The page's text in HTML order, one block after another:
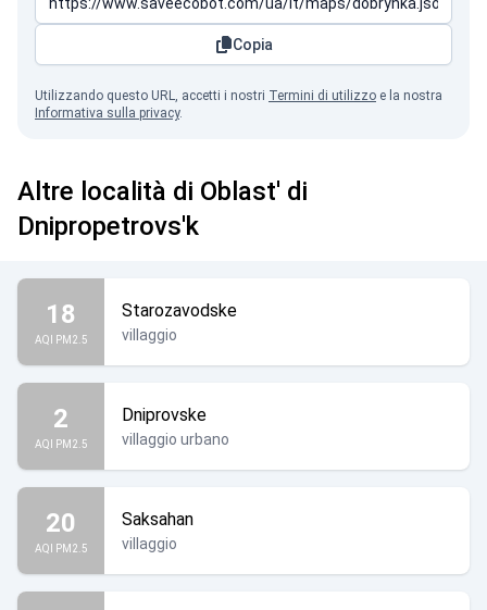
Copia
Utilizzando questo URL, accetti i nostri Termini di utilizzo e la nostra
Informativa sulla privacy.
Altre località di Oblast' di
Dnipropetrovs'k
18
AQI PM2.5
Starozavodske
villaggio
2
AQI PM2.5
Dniprovske
villaggio urbano
20
AQI PM2.5
Saksahan
villaggio